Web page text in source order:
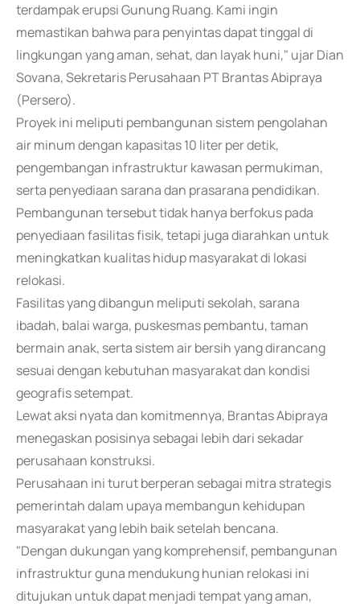
terdampak erupsi Gunung Ruang. Kami ingin
memastikan bahwa para penyintas dapat tinggal di
lingkungan yang aman, sehat, dan layak huni," ujar Dian
Sovana, Sekretaris Perusahaan PT Brantas Abipraya
(Persero).
Proyek ini meliputi pembangunan sistem pengolahan
air minum dengan kapasitas 10 liter per detik,
pengembangan infrastruktur kawasan permukiman,
serta penyediaan sarana dan prasarana pendidikan.
Pembangunan tersebut tidak hanya berfokus pada
penyediaan fasilitas fisik, tetapi juga diarahkan untuk
meningkatkan kualitas hidup masyarakat di lokasi
relokasi.
Fasilitas yang dibangun meliputi sekolah, sarana
ibadah, balai warga, puskesmas pembantu, taman
bermain anak, serta sistem air bersih yang dirancang
sesuai dengan kebutuhan masyarakat dan kondisi
geografis setempat.
Lewat aksi nyata dan komitmennya, Brantas Abipraya
menegaskan posisinya sebagai lebih dari sekadar
perusahaan konstruksi.
Perusahaan ini turut berperan sebagai mitra strategis
pemerintah dalam upaya membangun kehidupan
masyarakat yang lebih baik setelah bencana.
"Dengan dukungan yang komprehensif, pembangunan
infrastruktur guna mendukung hunian relokasi ini
ditujukan untuk dapat menjadi tempat yang aman,